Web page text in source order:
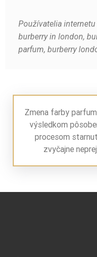
Používatelia
burberry in london,
parfum, burberry
Zmena farby
výsledkom
procesom
zvyčajne